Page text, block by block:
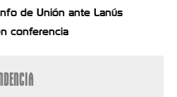
de Unión ante Lanús
conferencia